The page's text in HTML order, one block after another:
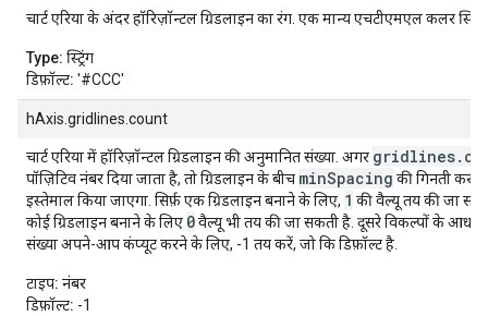
चार्ट एरिया के अंदर हॉरिज़ॉन्टल ग्रिडलाइन का रंग. एक मान्य एचटीएमएल कलर
Type: स्ट्रिंग
डिफ़ॉल्ट: '#CCC'
hAxis.gridlines.count
चार्ट एरिया में हॉरिज़ॉन्टल ग्रिडलाइन की अनुमानित संख्या. अगर
पॉज़िटिव नंबर दिया जाता है, तो ग्रिडलाइन के बीच minSpacing की गिनती
इस्तेमाल किया जाएगा. सिर्फ़ एक ग्रिडलाइन बनाने के लिए, 1 की वैल्यू तय की जा
कोई ग्रिडलाइन बनाने के लिए 0वैल्यू भी तय की जा सकती है. दूसरे विकल्पों के आधार
संख्या अपने-आप कंप्यूट करने के लिए, -1 तय करें, जो कि डिफ़ॉल्ट है.
टाइप: नंबर
डिफ़ॉल्ट: -1